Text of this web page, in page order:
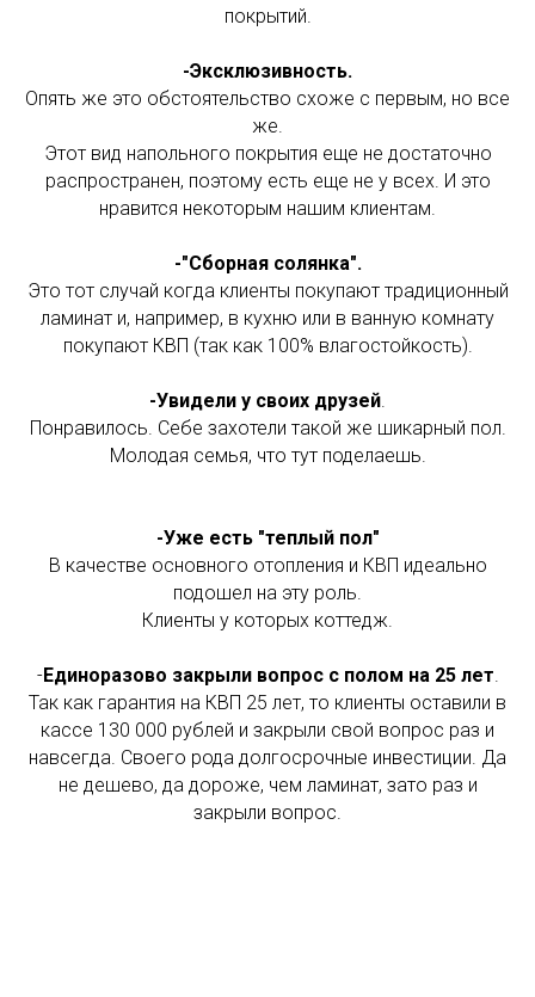
покрытий.
-Эксклюзивность.
Опять же это обстоятельство схоже с первым, но все
же.
Этот вид напольного покрытия еще не достаточно
распространен, поэтому есть еще не у всех. И это
нравится некоторым нашим клиентам.
-"Сборная солянка".
Это тот случай когда клиенты покупают традиционный
ламинат и, например, в кухню или в ванную комнату
покупают КВП (так как 100% влагостойкость).
-Увидели у своих друзей.
Понравилось. Себе захотели такой же шикарный пол.
Молодая семья, что тут поделаешь.
-Уже есть "теплый пол"
В качестве основного отопления и КВП идеально
подошел на эту роль.
Клиенты у которых коттедж.
-Единоразово закрыли вопрос с полом на 25 лет.
Так как гарантия на КВП 25 лет, то клиенты оставили в
кассе 130 000 рублей и закрыли свой вопрос раз и
навсегда. Своего рода долгосрочные инвестиции. Да
не дешево, да дороже, чем ламинат, зато раз и
закрыли вопрос.